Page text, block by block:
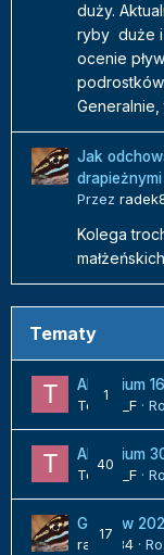
duży.
ryby duże i
ocenie
Jak
Przez
Kolega
Tematy
1
Akwarium
Tomek_F ·
40
Akwarium
Tomek_F ·
17
Gdzie w
radek84 ·